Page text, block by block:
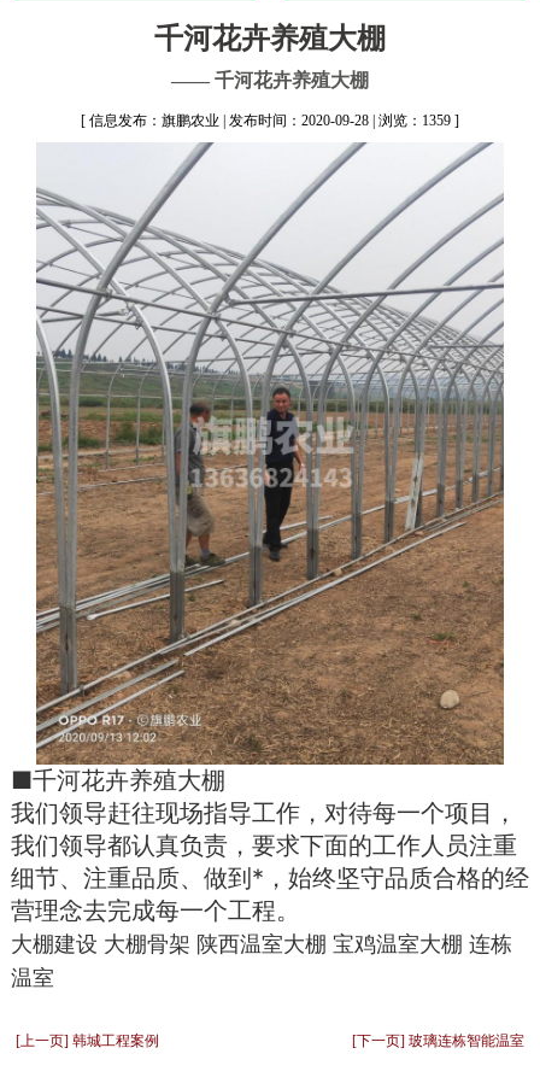
千河花卉养殖大棚
—— 千河花卉养殖大棚
[ 信息发布：旗鹏农业 | 发布时间：2020-09-28 | 浏览：1359 ]
■千河花卉养殖大棚
我们领导赶往现场指导工作，对待每一个项目，
我们领导都认真负责，要求下面的工作人员注重
细节、注重品质、做到*，始终坚守品质合格的经
营理念去完成每一个工程。
大棚建设 大棚骨架 陕西温室大棚 宝鸡温室大棚 连栋
温室
[上一页] 韩城工程案例 [下一页] 玻璃连栋智能温室